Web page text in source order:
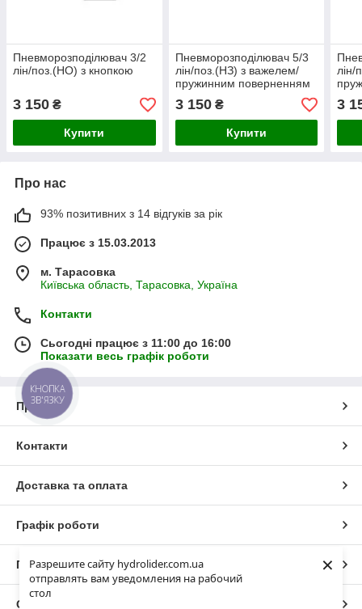
Разрешите сайту hydrolider.com.ua
отправлять вам уведомления на рабочий
стол
×
Пневморозподілювач 3/2
лін/поз.(НО) з кнопкою
3 150 ₴
Купити
Пневморозподілювач 5/3
лін/поз.(НЗ) з важелем/
пружинним поверненням
3 150₴
Купити
лін/
3
Про нас
93% позитивних з 14 відгуків за рік
Працює з 15.03.2013
м. Тарасовка
Київська область, Тарасовка, Україна
Контакти
Сьогодні працює з 11:00 до 16:00
Показати весь графік роботи
Про нас
Контакти
Доставка та оплата
Графік роботи
Повна версія сайту
Сайт створено на маркетплейсі
КНОПКА
ЗВ'ЯЗКУ